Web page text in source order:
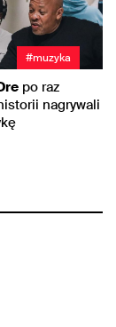
#muzyka
po raz
nagrywali